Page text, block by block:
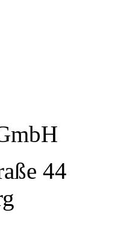
44